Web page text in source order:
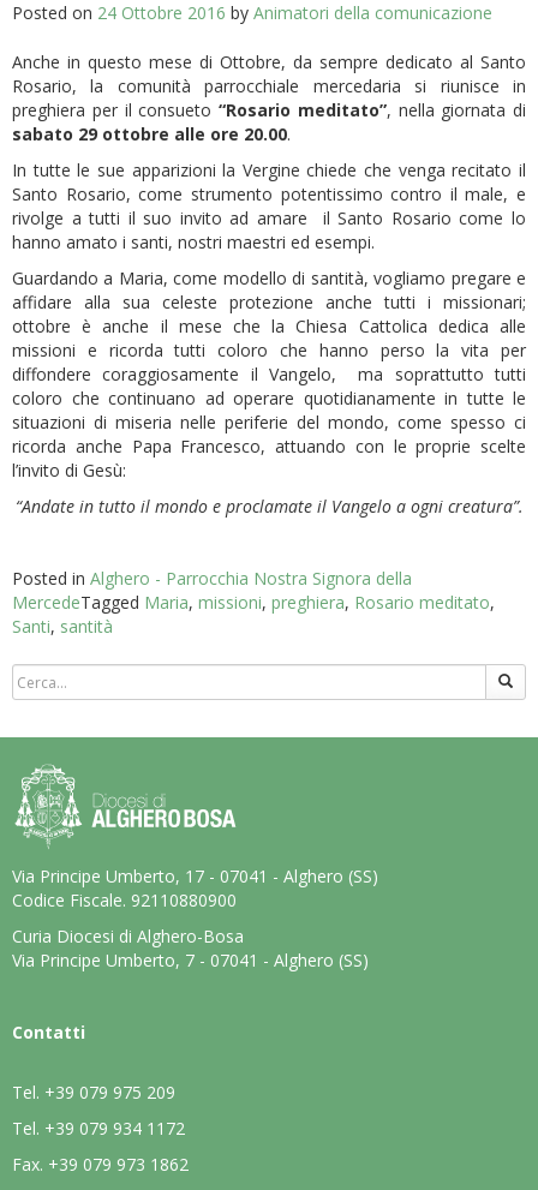
Posted on 24 Ottobre 2016 by Animatori della comunicazione
Anche in questo mese di Ottobre, da sempre dedicato al Santo
Rosario, la comunità parrocchiale mercedaria si riunisce in
preghiera per il consueto “Rosario meditato”, nella giornata di
sabato 29 ottobre alle ore 20.00.
In tutte le sue apparizioni la Vergine chiede che venga recitato il
Santo Rosario, come strumento potentissimo contro il male, e
rivolge a tutti il suo invito ad amare il Santo Rosario come lo
hanno amato i santi, nostri maestri ed esempi.
Guardando a Maria, come modello di santità, vogliamo pregare e
affidare alla sua celeste protezione anche tutti i missionari;
ottobre è anche il mese che la Chiesa Cattolica dedica alle
missioni e ricorda tutti coloro che hanno perso la vita per
diffondere coraggiosamente il Vangelo, ma soprattutto tutti
coloro che continuano ad operare quotidianamente in tutte le
situazioni di miseria nelle periferie del mondo, come spesso ci
ricorda anche Papa Francesco, attuando con le proprie scelte
l’invito di Gesù:
“Andate in tutto il mondo e proclamate il Vangelo a ogni creatura”.
Posted in Alghero - Parrocchia Nostra Signora della
MercedeTagged Maria, missioni, preghiera, Rosario meditato,
Santi, santità
Via Principe Umberto, 17 - 07041 - Alghero (SS)
Codice Fiscale. 92110880900
Curia Diocesi di Alghero-Bosa
Via Principe Umberto, 7 - 07041 - Alghero (SS)
Contatti
Tel. +39 079 975 209
Tel. +39 079 934 1172
Fax. +39 079 973 1862